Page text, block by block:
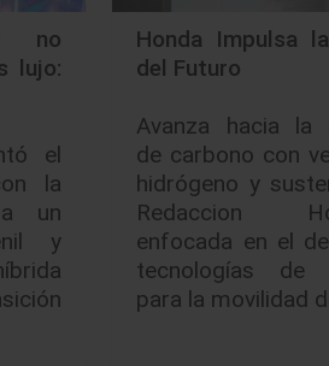
no
lujo:
el
la
un
y
Honda Impulsa
del Futuro
Avanza hacia la
de carbono con
hidrógeno y
Redaccion
enfocada en el
tecnologías de
para la movilidad